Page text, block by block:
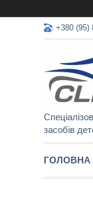
+380 (95)
засобів
ГОЛОВНА